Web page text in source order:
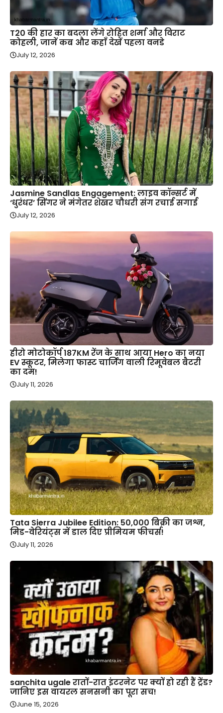
T20 की हार का बदला लेंगे रोहित शर्मा और विराट
कोहली, जानें कब और कहाँ देखें पहला वनडे
July 12, 2026
Jasmine Sandlas Engagement: लाइव कॉन्सर्ट में
‘धुरंधर’ सिंगर ने मंगेतर शेखर चौधरी संग रचाई सगाई
July 12, 2026
हीरो मोटोकॉर्प 187KM रेंज के साथ आया Hero का नया
EV स्कूटर, मिलेगा फास्ट चार्जिंग वाली रिमूवेबल बैटरी
का दम!
July 11, 2026
Tata Sierra Jubilee Edition: 50,000 बिक्री का जश्न,
मिड-वेरियंट्स में डाल दिए प्रीमियम फीचर्स!
July 11, 2026
sanchita ugale रातों-रात इंटरनेट पर क्यों हो रही हैं ट्रेंड?
जानिए इस वायरल सनसनी का पूरा सच!
June 15, 2026